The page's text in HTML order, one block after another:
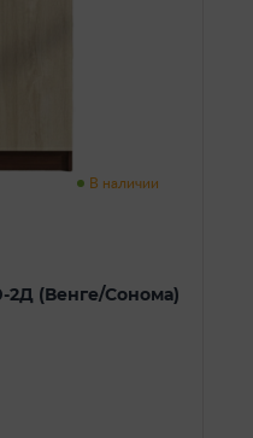
В наличии
2Д (Венге/Сонома)